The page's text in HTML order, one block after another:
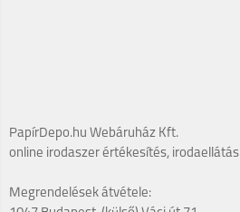
PapírDepo.hu Webáruház Kft.
online irodaszer értékesítés, irodaellátás
Megrendelések átvétele: